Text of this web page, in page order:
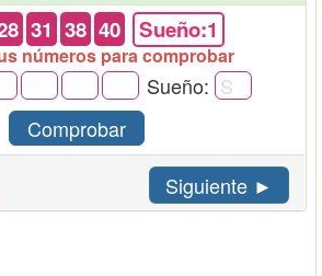
31 38 40 Sueño:1
números para comprobar
Sueño:
Comprobar
Siguiente ►